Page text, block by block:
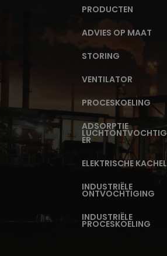
PRODUCTEN
ADVIES OP MAAT
STORING
VENTILATOR
PROCESKOELING
ADSORPTIE
LUCHTONTVOCHTIG
ER
ELEKTRISCHE KACHEL
INDUSTRIËLE
ONTVOCHTIGING
INDUSTRIËLE
PROCESKOELING